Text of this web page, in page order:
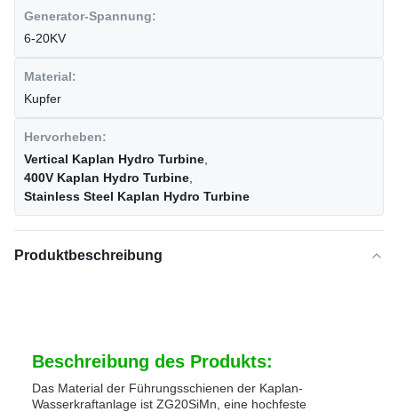
Generator-Spannung:
6-20KV
Material:
Kupfer
Hervorheben:
Vertical Kaplan Hydro Turbine
400V Kaplan Hydro Turbine
Stainless Steel Kaplan Hydro Turbine
Produktbeschreibung
Beschreibung des Produkts:
Das Material der Führungsschienen der Kaplan-
Wasserkraftanlage ist ZG20SiMn, eine hochfeste